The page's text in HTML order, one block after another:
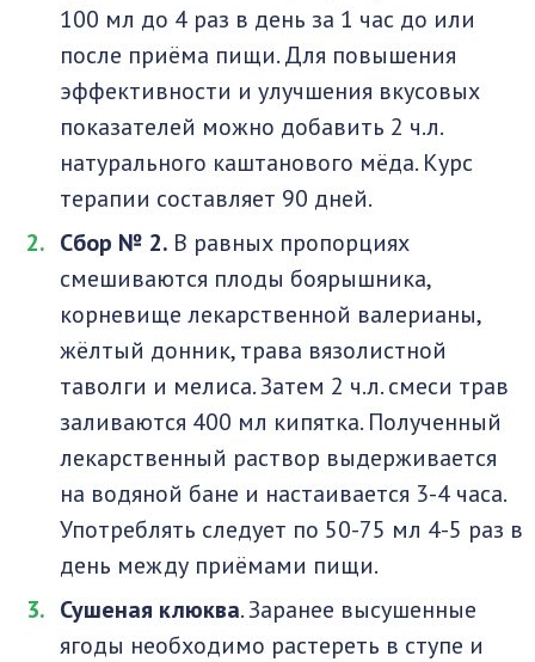
100 мл до 4 раз в день за 1 час до или
после приёма пищи. Для повышения
эффективности и улучшения вкусовых
показателей можно добавить 2 ч.л.
натурального каштанового мёда. Курс
терапии составляет 90 дней.
Сбор № 2. В равных пропорциях
смешиваются плоды боярышника,
корневище лекарственной валерианы,
жёлтый донник, трава вязолистной
таволги и мелиса. Затем 2 ч.л. смеси трав
заливаются 400 мл кипятка. Полученный
лекарственный раствор выдерживается
на водяной бане и настаивается 3-4 часа.
Употреблять следует по 50-75 мл 4-5 раз в
день между приёмами пищи.
Сушеная клюква. Заранее высушенные
ягоды необходимо растереть в ступе и